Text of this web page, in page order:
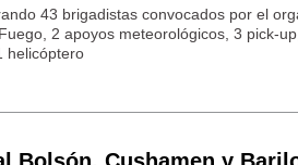
43 brigadistas convocados por el
2 apoyos meteorológicos, 3 pick-
helicóptero